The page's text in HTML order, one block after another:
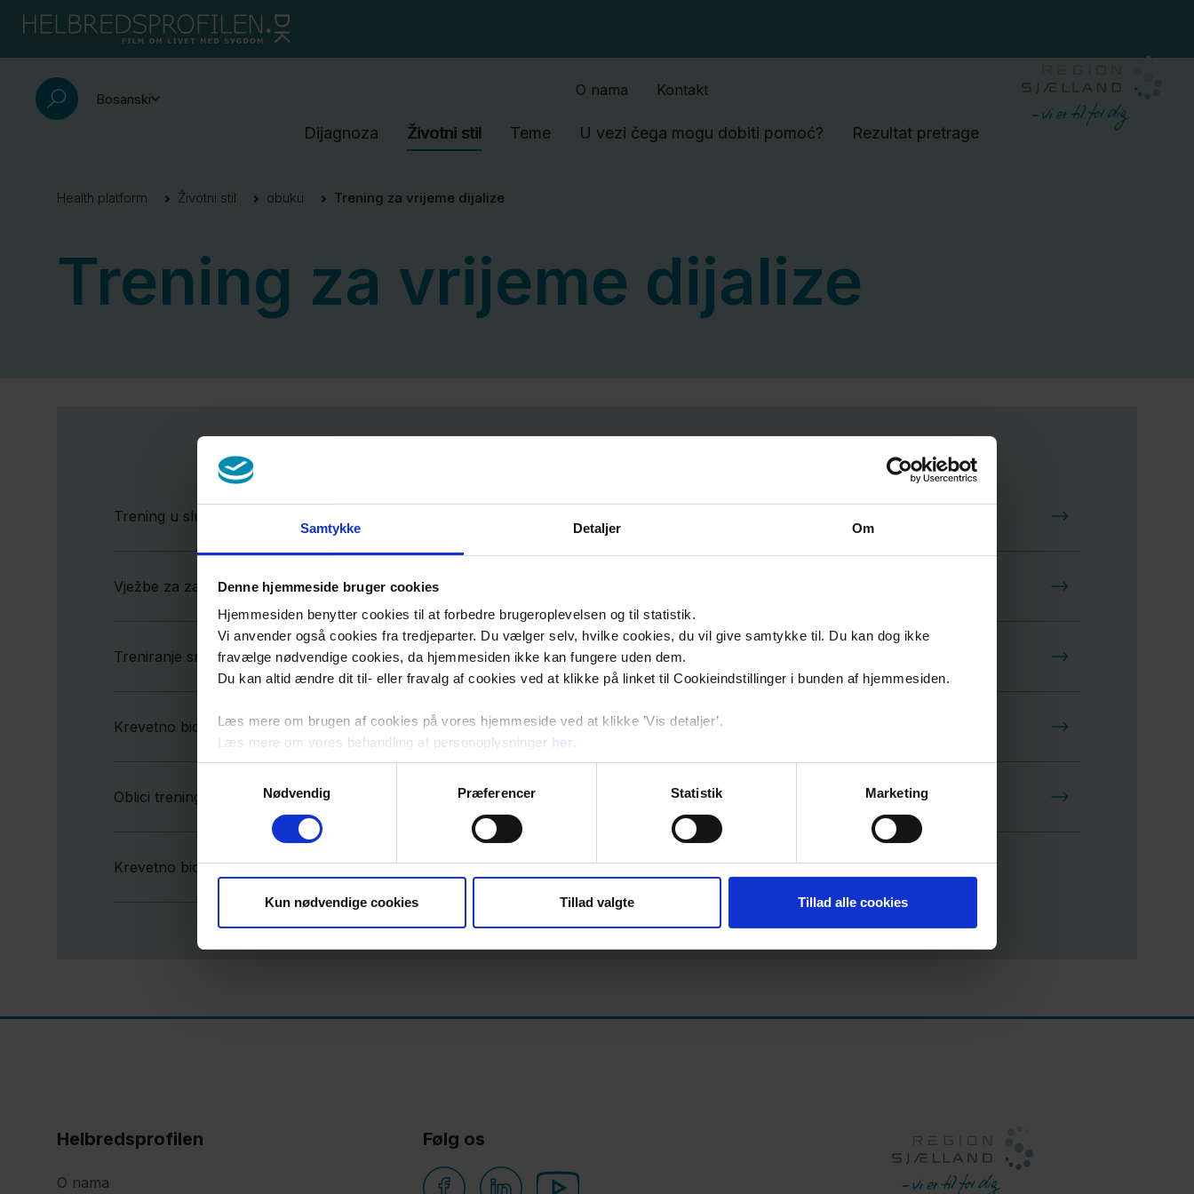
Samtykke Detaljer Om
Denne hjemmeside bruger cookies
Hjemmesiden benytter cookies til at forbedre brugeroplevelsen og til statistik.
Vi anvender også cookies fra tredjeparter. Du vælger selv, hvilke cookies, du vil give samtykke til. Du kan dog ikke
fravælge nødvendige cookies, da hjemmesiden ikke kan fungere uden dem.
Du kan altid ændre dit til- eller fravalg af cookies ved at klikke på linket til Cookieindstillinger i bunden af hjemmesiden.
Læs mere om brugen af cookies på vores hjemmeside ved at klikke ’Vis detaljer’.
Læs mere om vores behandling af personoplysninger her
Nødvendig
Præferencer Statistik Marketing
Kun nødvendige cookies Tillad valgte Tillad alle cookies
Bosanski
O nama Kontakt
Dijagnoza Životni stil Teme U vezi čega mogu dobiti pomoć? Rezultat pretrage
Health platform Životni stil obuku Trening za vrijeme dijalize
Trening za vrijeme dijalize
Trening u slučaju otkazivanja bubrega
Vježbe za zagrijavanje
Treniranje snage u ležećem položaju sa elastikom Treniranje snage u stojećem položaju
Krevetno biciklo u krevetu Fizički trening prije, tokom i posllije dijalize
Oblici treninga Trening ako imate dijabetes i idete na hemodijalizu
Krevetno biciklo na stolici
Helbredsprofilen
O nama
Følg os